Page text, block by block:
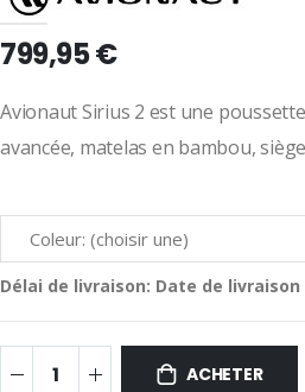
799,95 €
Avionaut Sirius 2 est une
avancée, matelas en bambou,
Délai de livraison: Date de
ACHETER